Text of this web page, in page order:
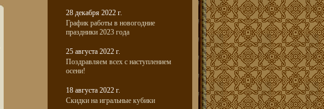
28 декабря 2022 г.
График работы в новогодние
праздники 2023 года
25 августа 2022 г.
Поздравляем всех с наступлением
осени!
18 августа 2022 г.
Скидки на игральные кубики